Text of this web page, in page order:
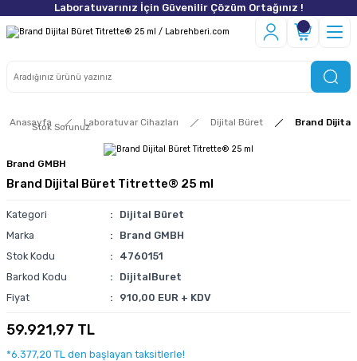
Laboratuvarınız İçin Güvenilir Çözüm Ortağınız !
Anasayfa Laboratuvar Cihazları Dijital Büret Brand
Stok Sorunuz
Brand GMBH
Brand Dijital Büret Titrette® 25 ml
Kategori
Dijital Büret
Marka
Brand GMBH
Stok Kodu
4760151
Barkod Kodu
DijitalBuret
Fiyat
910,00 EUR + KDV
59.921,97 TL
*6.377,20 TL den başlayan taksitlerle!